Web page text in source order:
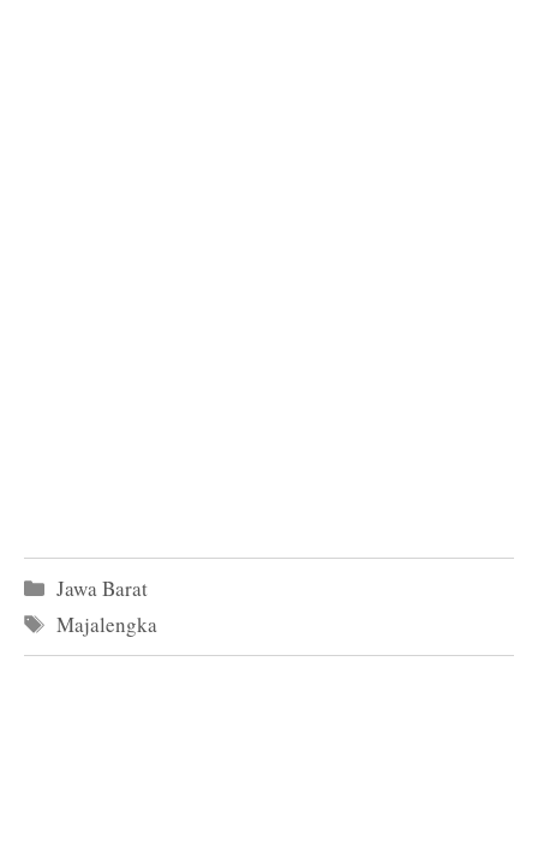
Kategori
Jawa Barat
Tag
Majalengka